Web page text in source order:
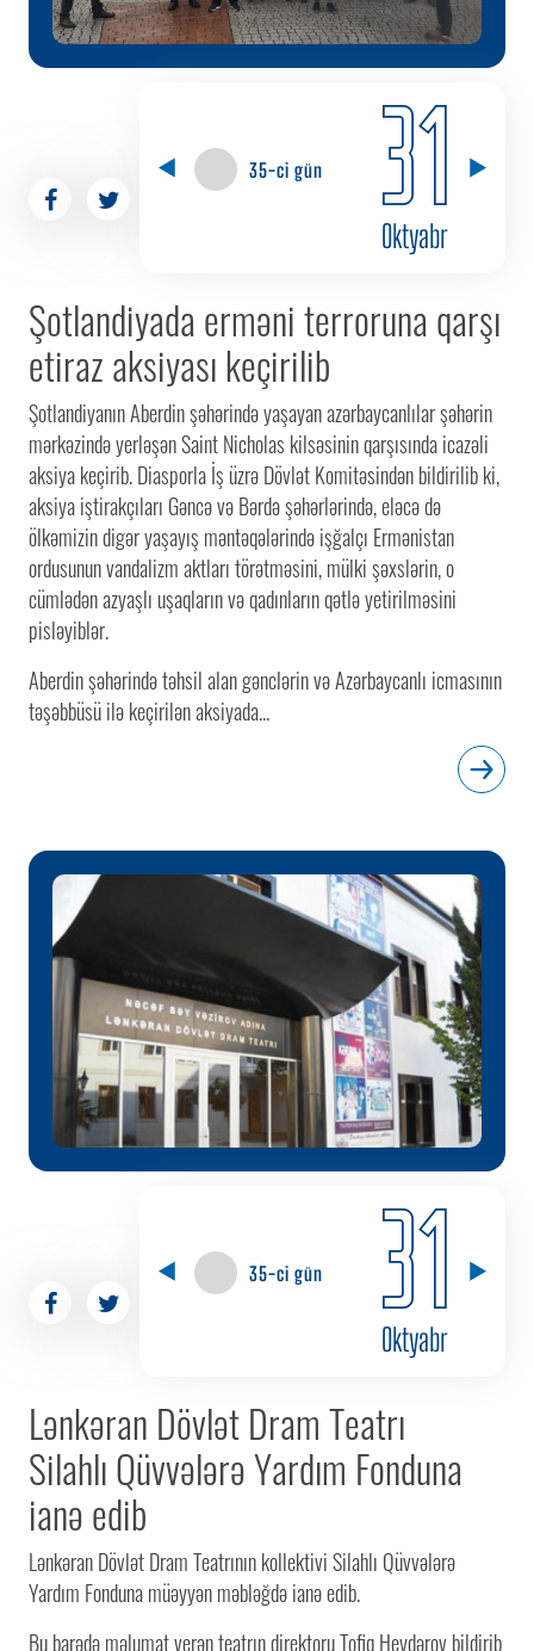
35-ci gün 31
Oktyabr
Şotlandiyada erməni terroruna qarşı
etiraz aksiyası keçirilib
Şotlandiyanın Aberdin şəhərində yaşayan azərbaycanlılar şəhərin
mərkəzində yerləşən Saint Nicholas kilsəsinin qarşısında icazəli
aksiya keçirib. Diasporla İş üzrə Dövlət Komitəsindən bildirilib ki,
aksiya iştirakçıları Gəncə və Bərdə şəhərlərində, eləcə də
ölkəmizin digər yaşayış məntəqələrində işğalçı Ermənistan
ordusunun vandalizm aktları törətməsini, mülki şəxslərin, o
cümlədən azyaşlı uşaqların və qadınların qətlə yetirilməsini
pisləyiblər.
Aberdin şəhərində təhsil alan gənclərin və Azərbaycanlı icmasının
təşəbbüsü ilə keçirilən aksiyada...
35-ci gün 31
Oktyabr
Lənkəran Dövlət Dram Teatrı
Silahlı Qüvvələrə Yardım Fonduna
ianə edib
Lənkəran Dövlət Dram Teatrının kollektivi Silahlı Qüvvələrə
Yardım Fonduna müəyyən məbləğdə ianə edib.
Bu barədə məlumat verən teatrın direktoru Tofiq Heydərov bildirib